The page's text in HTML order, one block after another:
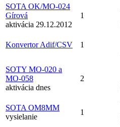
SOTA OK/MO-024
Gírová
aktivácia 29.12.2012
1
Konvertor Adif/CSV 1
SOTY MO-020 a
MO-058
aktivácia dnes
2
SOTA OM8MM
vysielanie
1